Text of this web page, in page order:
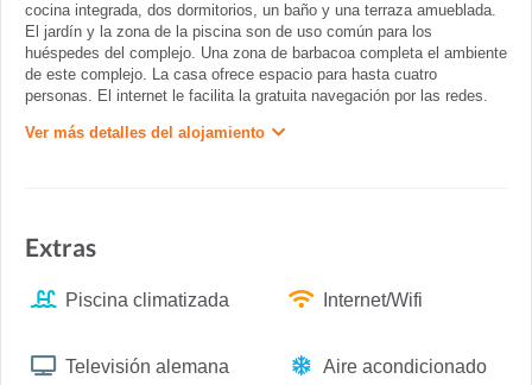
cocina integrada, dos dormitorios, un baño y una terraza amueblada.
El jardín y la zona de la piscina son de uso común para los
huéspedes del complejo. Una zona de barbacoa completa el ambiente
de este complejo. La casa ofrece espacio para hasta cuatro
personas. El internet le facilita la gratuita navegación por las redes.
Ver más detalles del alojamiento
Extras
Piscina climatizada Internet/Wifi
Televisión alemana Aire acondicionado